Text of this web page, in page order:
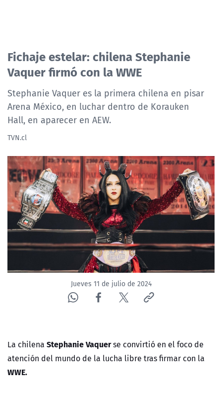
Fichaje estelar: chilena Stephanie
Vaquer firmó con la WWE
Stephanie Vaquer es la primera chilena en pisar
Arena México, en luchar dentro de Korauken
Hall, en aparecer en AEW.
TVN.cl
Jueves 11 de julio de 2024
La chilena Stephanie Vaquerse convirtió en el foco de
atención del mundo de la lucha libre tras firmar con la
WWE.